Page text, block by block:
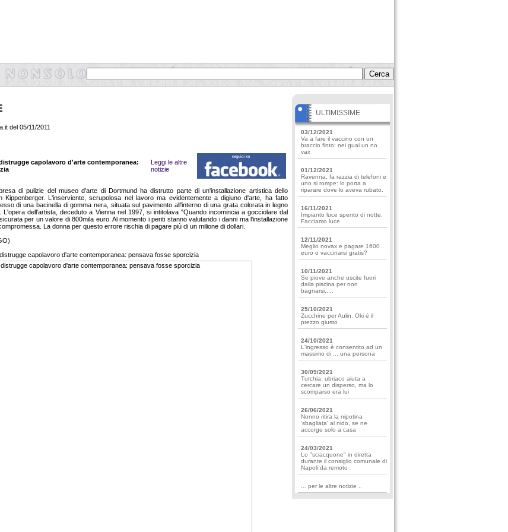
del 05/11/2011
capolavoro d'arte contemporanea:
Leggi le altre
notizie
di pulizie del museo d'arte di Dortmund ha distrutto parte di un'installazione artistica dello
Kippenberger. L'inserviente, scrupolosa nel lavoro ma evidentemente a digiuno d'arte, ha fatto
di una bacinella di gomma nera, situata sul pavimento all'interno di una grata colorata in legno
dell'artista, deceduto a Vienna nel 1997, si intitolava "Quando incomincia a gocciolare dal
per un valore di 800mila euro. Al momento i periti stanno valutando i danni ma l'installazione
La donna per questo errore rischia di pagare più di un milione di dollari.
ULTIMISSIME
03/12/2021
Va a fare il vaccino con un
braccio finto: nei guai un no
vax
01/12/2021
Ravenna, fa razzia di telefoni e
uno si rompe: lo porta a
riparare dove lo aveva rubato.
16/11/2021
Impianto luce spento di notte.
Facciamo luce
12/11/2021
Meglio novax e pagare 1600
euro o vaccinarsi gratis?
10/11/2021
Se piove anche uscite fuori
dalla piscina per non
bagnarsi.....
25/10/2021
Zucchine per Aulin. Oki è il
prezzo giusto
24/10/2021
L'ingresso è consentito ad un
massimo di ... una persona
30/09/2021
Turchia: ubriaco aiuta a
cercare un disperso, ma lo
scomparso era lui
26/06/2021
Nonno ritira la nipotina
'sbagliata' al nido, se ne
accorge solo a casa
24/03/2021
Lo "sciacquone" in diretta
durante il consiglio comunale di
Napoli da remoto
... per le altre notizie ..